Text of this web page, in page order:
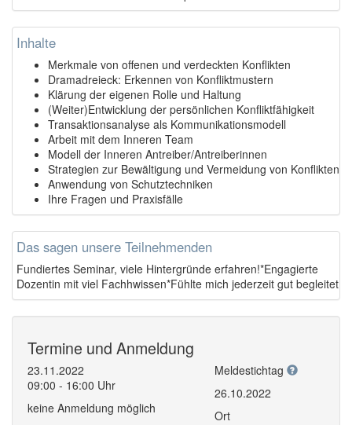
Inhalte
Merkmale von offenen und verdeckten Konflikten
Dramadreieck: Erkennen von Konfliktmustern
Klärung der eigenen Rolle und Haltung
(Weiter)Entwicklung der persönlichen Konfliktfähigkeit
Transaktionsanalyse als Kommunikationsmodell
Arbeit mit dem Inneren Team
Modell der Inneren Antreiber/Antreiberinnen
Strategien zur Bewältigung und Vermeidung von Konflikten
Anwendung von Schutztechniken
Ihre Fragen und Praxisfälle
Das sagen unsere Teilnehmenden
Fundiertes Seminar, viele Hintergründe erfahren!*Engagierte
Dozentin mit viel Fachhwissen*Fühlte mich jederzeit gut begleitet
Termine und Anmeldung
23.11.2022
09:00 - 16:00 Uhr
keine Anmeldung möglich
Meldestichtag
26.10.2022
Ort